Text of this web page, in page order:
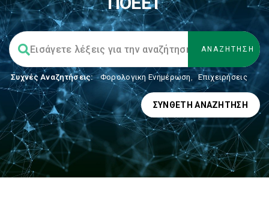
Συχνές Αναζητήσεις: Φορολογικη Ενημέρωση, Επιχειρήσεις
ΣΎΝΘΕΤΗ ΑΝΑΖΉΤΗΣΗ